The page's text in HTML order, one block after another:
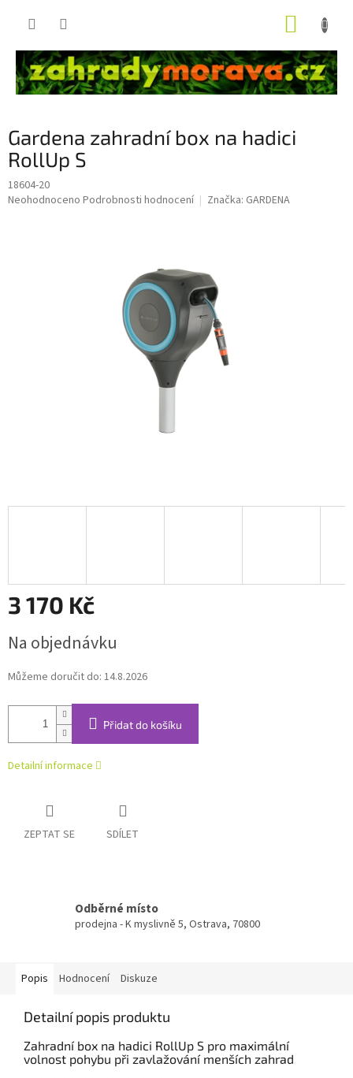
Gardena zahradní box na hadici
RollUp S
18604-20
Průměrné
Neohodnoceno Podrobnosti hodnocení Značka: GARDENA
3 170 Kč
cena:
Na objednávku
Můžeme doručit do: 14.8.2026
Přidat do košíku
Detailní informace
ZEPTAT SE SDÍLET
Odběrné místo
prodejna - K myslivně 5, Ostrava, 70800
Popis Hodnocení Diskuze
Detailní popis produktu
Zahradní box na hadici RollUp S pro maximální
volnost pohybu při zavlažování menších zahrad